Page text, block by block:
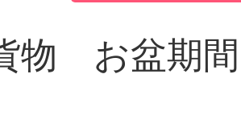
物 お盆期